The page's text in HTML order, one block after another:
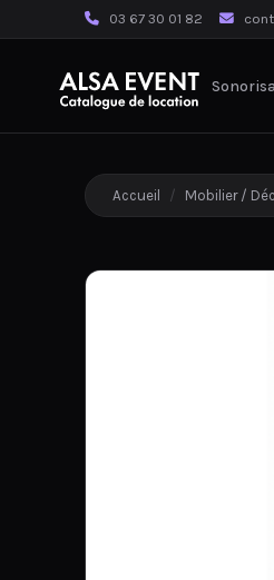
03 67 30 01 82
Accueil / Mobilier /